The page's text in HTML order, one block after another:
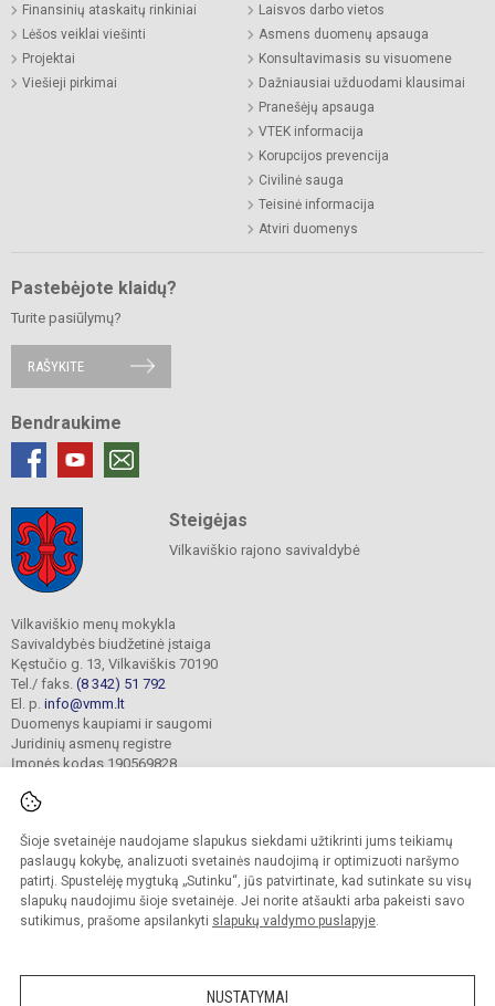
Šioje svetainėje naudojame slapukus siekdami užtikrinti jums teikiamų
paslaugų kokybę, analizuoti svetainės naudojimą ir optimizuoti naršymo
patirtį. Spustelėję mygtuką „Sutinku“, jūs patvirtinate, kad sutinkate su visų
slapukų naudojimu šioje svetainėje. Jei norite atšaukti arba pakeisti savo
sutikimus, prašome apsilankyti slapukų valdymo puslapyje.
NUSTATYMAI
Finansinių ataskaitų rinkiniai
Lėšos veiklai viešinti
Projektai
Viešieji pirkimai
Laisvos darbo vietos
Asmens duomenų apsauga
Konsultavimasis su visuomene
Dažniausiai užduodami klausimai
Pranešėjų apsauga
VTEK informacija
Korupcijos prevencija
Civilinė sauga
Teisinė informacija
Atviri duomenys
Pastebėjote klaidų?
Turite pasiūlymų?
RAŠYKITE
Bendraukime
Steigėjas
Vilkaviškio rajono savivaldybė
Vilkaviškio menų mokykla
Savivaldybės biudžetinė įstaiga
Kęstučio g. 13, Vilkaviškis 70190
Tel./ faks. (8 342) 51 792
El. p. info@vmm.lt
Duomenys kaupiami ir saugomi
Juridinių asmenų registre
Įmonės kodas 190569828
© 2023. Vilkaviškio menų mokykla. Visos teisės saugomos.
Kopijuoti turinį be raštiško įstaigos administracijos sutikimo griežtai draudžiama.
Slapukų valdymas
Sumanus būdas atnaujinti